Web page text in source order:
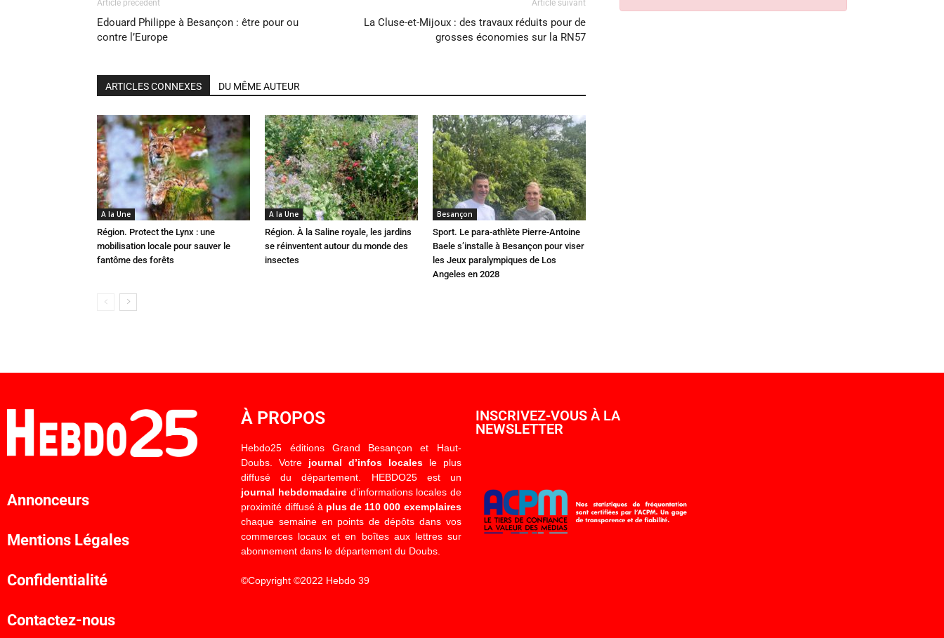
Article précédent
Edouard Philippe à Besançon : être pour ou
contre l’Europe
Article suivant
La Cluse-et-Mijoux : des travaux réduits pour de
grosses économies sur la RN57
ARTICLES CONNEXES DU MÊME AUTEUR
A la Une
Région. Protect the Lynx : une
mobilisation locale pour sauver le
fantôme des forêts
A la Une
Région. À la Saline royale, les jardins
se réinventent autour du monde des
insectes
Besançon
Sport. Le para-athlète Pierre-Antoine
Baele s’installe à Besançon pour viser
les Jeux paralympiques de Los
Angeles en 2028
Annonceurs
Mentions Légales
Confidentialité
Contactez-nous
À PROPOS
Hebdo25 éditions Grand Besançon et Haut-
Doubs. Votre journal d’infos localesle plus
diffusé du département. HEBDO25 est un
journal hebdomadaired’informations locales de
proximité diffusé à plus de 110 000 exemplaires
chaque semaine en points de dépôts dans vos
commerces locaux et en boîtes aux lettres sur
abonnement dans le département du Doubs.
©Copyright ©2022 Hebdo 39
INSCRIVEZ-VOUS À LA
NEWSLETTER